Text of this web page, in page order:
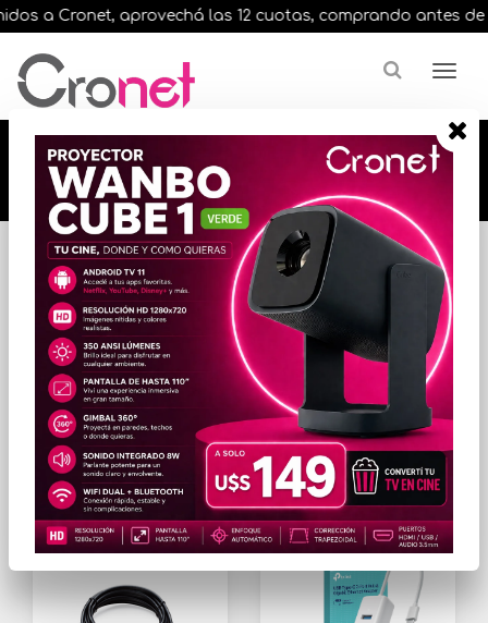
a Cronet, aprovechá las 12 cuotas, comprando antes de
🔥🔥🔥 12 cuotas, en todos nuestros artículos,
comprando antes de las 13 hrs. envíos en el
día 🔥🔥🔥
Inicio Marca TP-LINK
FILTRAR POR